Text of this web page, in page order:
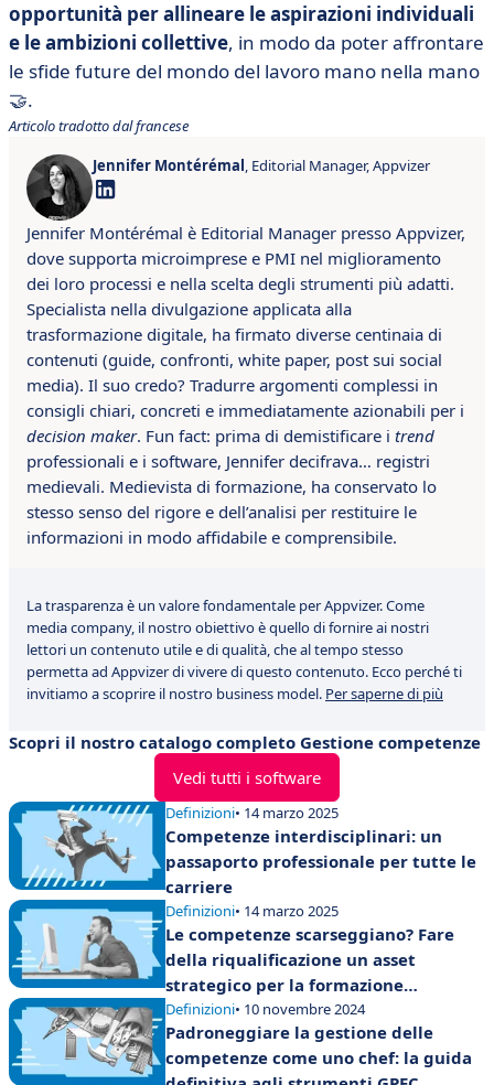
opportunità per allineare le aspirazioni individuali
e le ambizioni collettive, in modo da poter affrontare
le sfide future del mondo del lavoro mano nella mano
🤝.
Articolo tradotto dal francese
Jennifer Montérémal, Editorial Manager, Appvizer
Jennifer Montérémal è Editorial Manager presso Appvizer,
dove supporta microimprese e PMI nel miglioramento
dei loro processi e nella scelta degli strumenti più adatti.
Specialista nella divulgazione applicata alla
trasformazione digitale, ha firmato diverse centinaia di
contenuti (guide, confronti, white paper, post sui social
media). Il suo credo? Tradurre argomenti complessi in
consigli chiari, concreti e immediatamente azionabili per i
decision maker. Fun fact: prima di demistificare i trend
professionali e i software, Jennifer decifrava… registri
medievali. Medievista di formazione, ha conservato lo
stesso senso del rigore e dell’analisi per restituire le
informazioni in modo affidabile e comprensibile.
La trasparenza è un valore fondamentale per Appvizer. Come
media company, il nostro obiettivo è quello di fornire ai nostri
lettori un contenuto utile e di qualità, che al tempo stesso
permetta ad Appvizer di vivere di questo contenuto. Ecco perché ti
invitiamo a scoprire il nostro business model. Per saperne di più
Scopri il nostro catalogo completo Gestione competenze
Vedi tutti i software
Definizioni• 14 marzo 2025
Competenze interdisciplinari: un
passaporto professionale per tutte le
carriere
Definizioni• 14 marzo 2025
Le competenze scarseggiano? Fare
della riqualificazione un asset
strategico per la formazione
aziendale
Definizioni• 10 novembre 2024
Padroneggiare la gestione delle
competenze come uno chef: la guida